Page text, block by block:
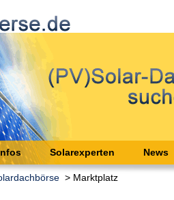
Solarexperten News
> Marktplatz